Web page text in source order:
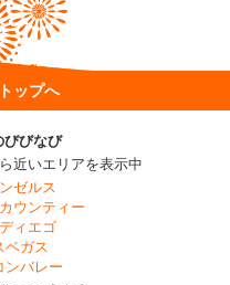
ップへ
びびなび
近いエリアを表示中
ゼルス
ウンティー
ィエゴ
ベガス
ンバレー